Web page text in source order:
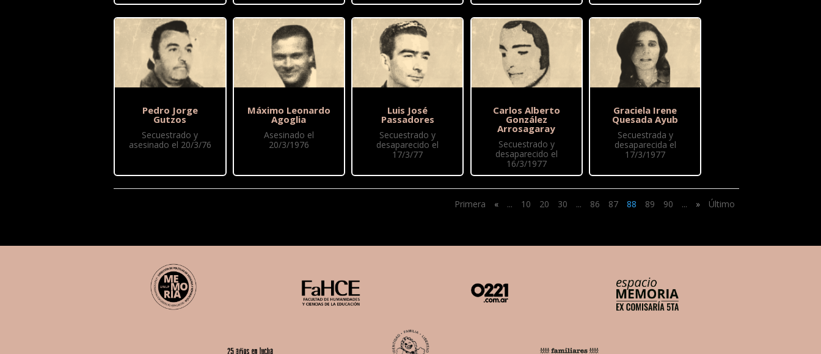
Pedro Jorge
Gutzos
Secuestrado y
asesinado el 20/3/76
Máximo Leonardo
Agoglia
Asesinado el
20/3/1976
Luis José
Passadores
Secuestrado y
desaparecido el
17/3/77
Carlos Alberto
González
Arrosagaray
Secuestrado y
desaparecido el
16/3/1977
Graciela Irene
Quesada Ayub
Secuestrada y
desaparecida el
17/3/1977
Primera « ... 10 20 30 ... 86 87 88 89 90 ... » Último